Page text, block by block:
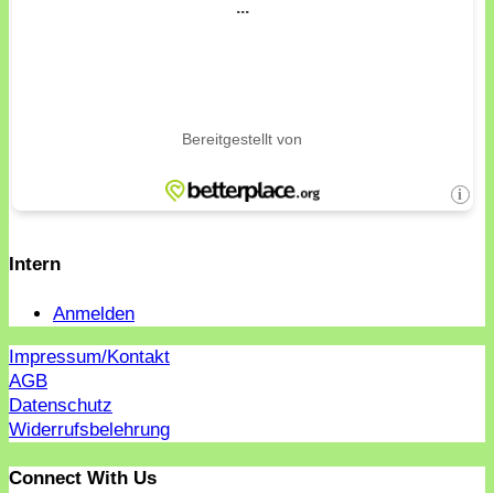
Intern
Anmelden
Impressum/Kontakt
AGB
Datenschutz
Widerrufsbelehrung
Connect With Us